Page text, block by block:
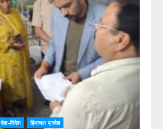
देश-विदेश हिमाचल प्रदेश